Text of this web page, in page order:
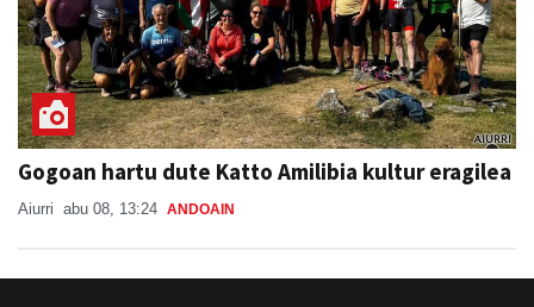
Gogoan hartu dute Katto Amilibia kultur eragilea
Aiurri abu 08, 13:24 ANDOAIN